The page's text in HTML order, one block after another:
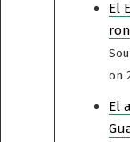
El
on
El